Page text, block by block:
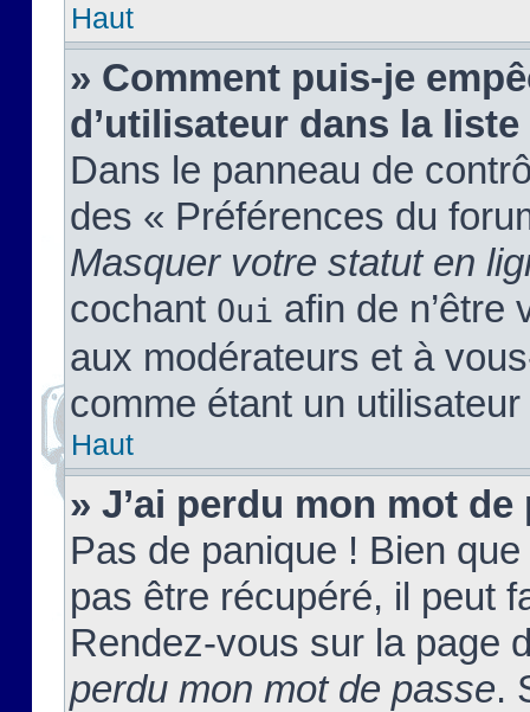
Haut
» Comment puis-je
d’utilisateur dans la
Dans le panneau de
des « Préférences du
Masquer votre statut en
cochant Oui afin de n’être
aux modérateurs et à
comme étant un
Haut
» J’ai perdu mon mot de
Pas de panique ! Bien
pas être récupéré, il peut
Rendez-vous sur la page
perdu mon mot de passe.